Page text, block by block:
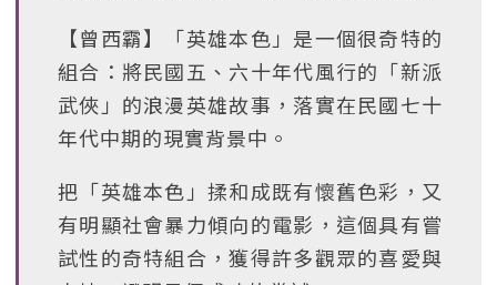
【曾西霸】「英雄本色」是一個很奇特的
組合：將民國五、六十年代風行的「新派
武俠」的浪漫英雄故事，落實在民國七十
年代中期的現實背景中。
把「英雄本色」揉和成既有懷舊色彩，又
有明顯社會暴力傾向的電影，這個具有嘗
試性的奇特組合，獲得許多觀眾的喜愛與